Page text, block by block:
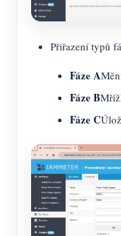
Přiřazení typů
Fáze A
Fáze B
Fáze C